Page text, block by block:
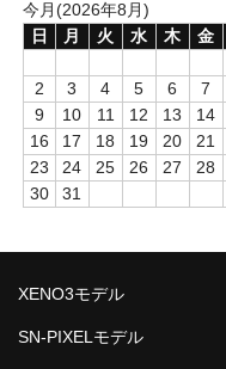
今月(2026年8月)
日
月 火 水 木 金
2
3 4 5 6 7
9
10 11 12 13 14
16
17 18 19 20 21
23
24 25 26 27 28
30
31
XENO3モデル
SN-PIXELモデル